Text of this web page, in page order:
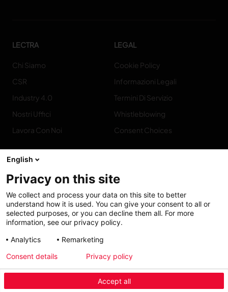
LECTRA
Chi Siamo
CSR
Industry 4.0
Nostri Uffici
Lavora Con Noi
LEGAL
Cookie Policy
Informazioni Legali
Termini Di Servizio
Whistleblowing
Consent Choices
Contatto
My solutions
conform
English
Privacy on this site
We collect and process your data on this site to better
understand how it is used. You can give your consent to all or
selected purposes, or you can decline them all. For more
information, see our privacy policy.
Analytics
Remarketing
Accept all
Consent details Privacy policy